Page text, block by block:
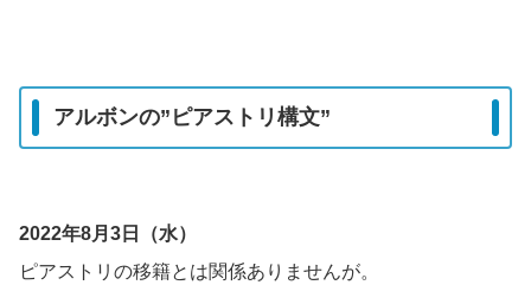
アルボンの”ピアストリ構文”
2022年8月3日（水）
ピアストリの移籍とは関係ありませんが。